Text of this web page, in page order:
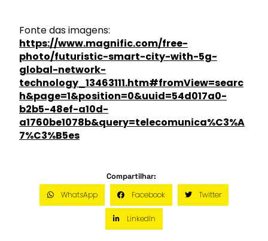
Fonte das imagens:
https://www.magnific.com/free-
photo/futuristic-smart-city-with-5g-
global-network-
technology_13463111.htm#fromView=searc
h&page=1&position=0&uuid=54d017a0-
b2b5-48ef-a10d-
a1760be1078b&query=telecomunica%C3%A
7%C3%B5es
Compartilhar:
WhatsApp
Facebook Twitter
LinkedIn